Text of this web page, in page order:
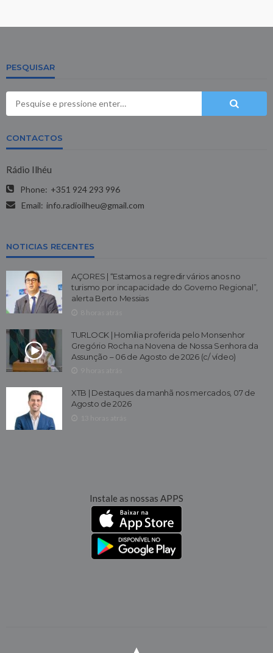
PESQUISAR
CONTACTOS
Rádio Ilhéu
Phone: +351 924 293 996
Email: info.radioilheu@gmail.com
NOTICIAS RECENTES
AÇORES | “Estamos a regredir vários anos no
turismo por incapacidade do Governo Regional”,
alerta Berto Messias
TURLOCK | Homilia proferida pelo Monsenhor
Gregório Rocha na Novena de Nossa Senhora da
Assunção – 06 de Agosto de 2026 (c/ vídeo)
XTB | Destaques da manhã nos mercados, 07 de
Agosto de 2026
Instale as nossas APPS